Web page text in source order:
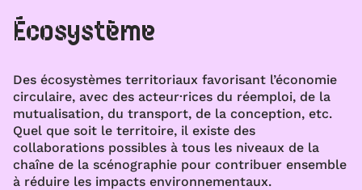
Écosystème
Des écosystèmes territoriaux favorisant l’économie
circulaire, avec des acteur·rices du réemploi, de la
mutualisation, du transport, de la conception, etc.
Quel que soit le territoire, il existe des
collaborations possibles à tous les niveaux de la
chaîne de la scénographie pour contribuer ensemble
à réduire les impacts environnementaux.